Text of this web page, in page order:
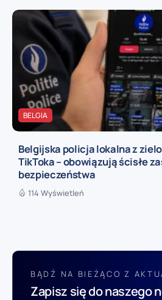
BELGIA
Belgijska policja lokalna z
TikToka – obowiązują ścisłe
bezpieczeństwa
114 Wyświetleń
BĄDŹ NA BIEŻĄCO Z
Zapisz się do naszego